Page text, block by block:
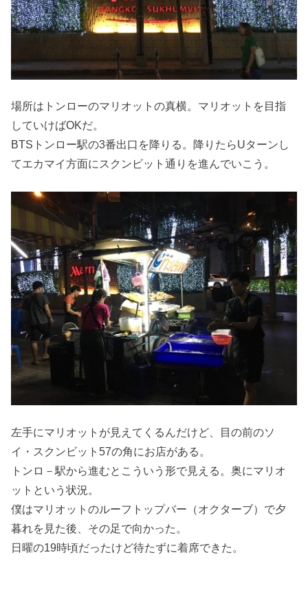
場所はトンローのマリオットの真横。マリオットを目指
していけばOKだ。
BTSトンロー駅の3番出口を降りる。降りたらUターンし
てエカマイ方面にスクンビット通りを進んでいこう。
左手にマリオットが見えてくるんだけど、目の前のソ
イ・スクンビット57の角にお店がある。
トンロ－駅から進むとこういう形で見える。奥にマリオ
ットという状況。
僕はマリオットのルーフトップバー（オクターブ）で夕
暮れを見た後、その足で向かった。
日曜の19時頃だったけど待たずに着席できた。